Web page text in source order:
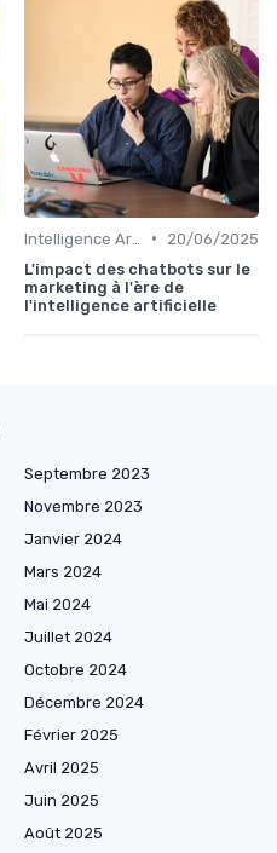
•
20/06/2025
L'impact des chatbots sur le
marketing à l'ère de
l'intelligence artificielle
Septembre 2023
Novembre 2023
Janvier 2024
Mars 2024
Mai 2024
Juillet 2024
Octobre 2024
Décembre 2024
Février 2025
Avril 2025
Juin 2025
Août 2025